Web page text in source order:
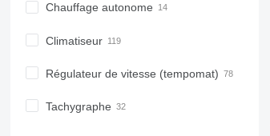
Chauffage autonome
Climatiseur
Régulateur de vitesse (tempomat)
Tachygraphe